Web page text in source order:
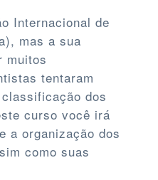
Internacional de
mas a sua
muitos
tentaram
dos
curso você irá
a organização dos
como suas